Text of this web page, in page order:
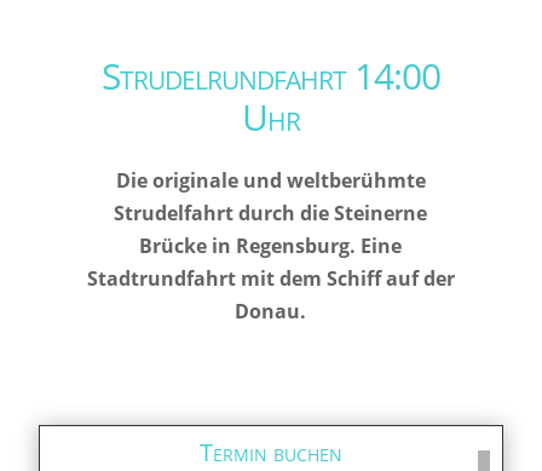
Strudelrundfahrt 14:00
Uhr
Die originale und weltberühmte
Strudelfahrt durch die Steinerne
Brücke in Regensburg. Eine
Stadtrundfahrt mit dem Schiff auf der
Donau.
Termin buchen